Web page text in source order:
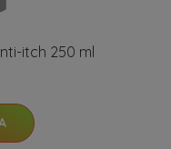
itch 250 ml